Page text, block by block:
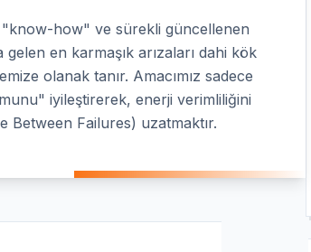
"know-how" ve sürekli güncellenen
en karmaşık arızaları dahi kök
olanak tanır. Amacımız sadece
iyileştirerek, enerji verimliliğini
Between Failures) uzatmaktır.